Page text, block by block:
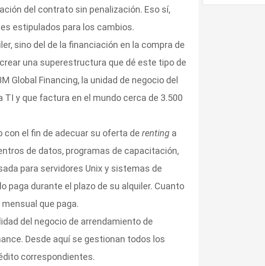
del contrato sin penalización. Eso sí,
estipulados para los cambios.
sino del de la financiación en la compra de
una superestructura que dé este tipo de
Global Financing, la unidad de negocio del
y que factura en el mundo cerca de 3.500
con el fin de adecuar su oferta de rentinga
de datos, programas de capacitación,
para servidores Unix y sistemas de
paga durante el plazo de su alquiler. Cuanto
que paga.
del negocio de arrendamiento de
Desde aquí se gestionan todos los
correspondientes.